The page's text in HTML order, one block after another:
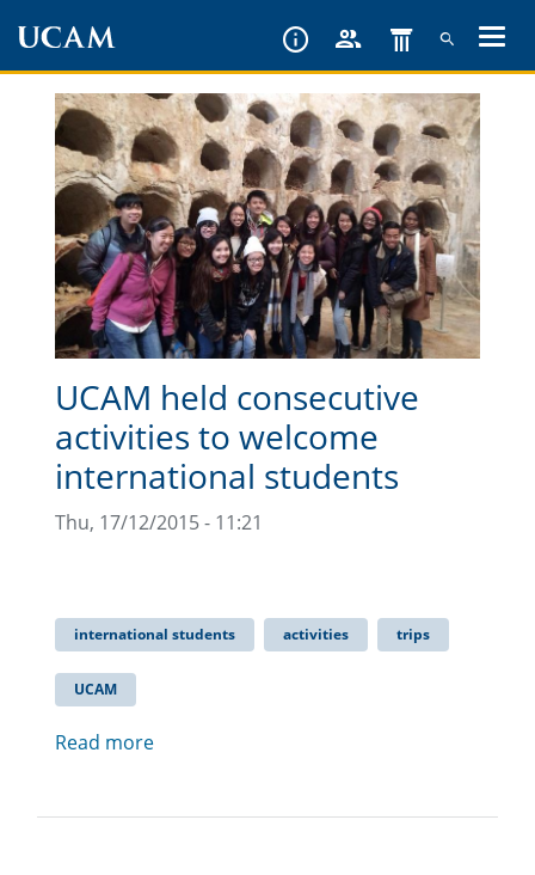
content
UCAM held consecutive
activities to welcome
international students
Thu, 17/12/2015 - 11:21
international students activities trips
UCAM
Read more